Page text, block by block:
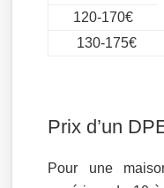
120-170€
130-175€
Prix d’un
Pour une